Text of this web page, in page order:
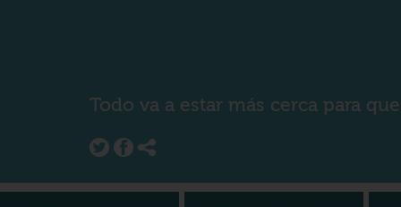
Todo va a estar más cerca para